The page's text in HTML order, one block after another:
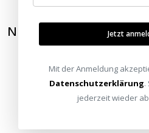
NEWSLETTER Jetzt
Mit der Anmeldung
Datenschutzerklärung.
jederzeit wieder